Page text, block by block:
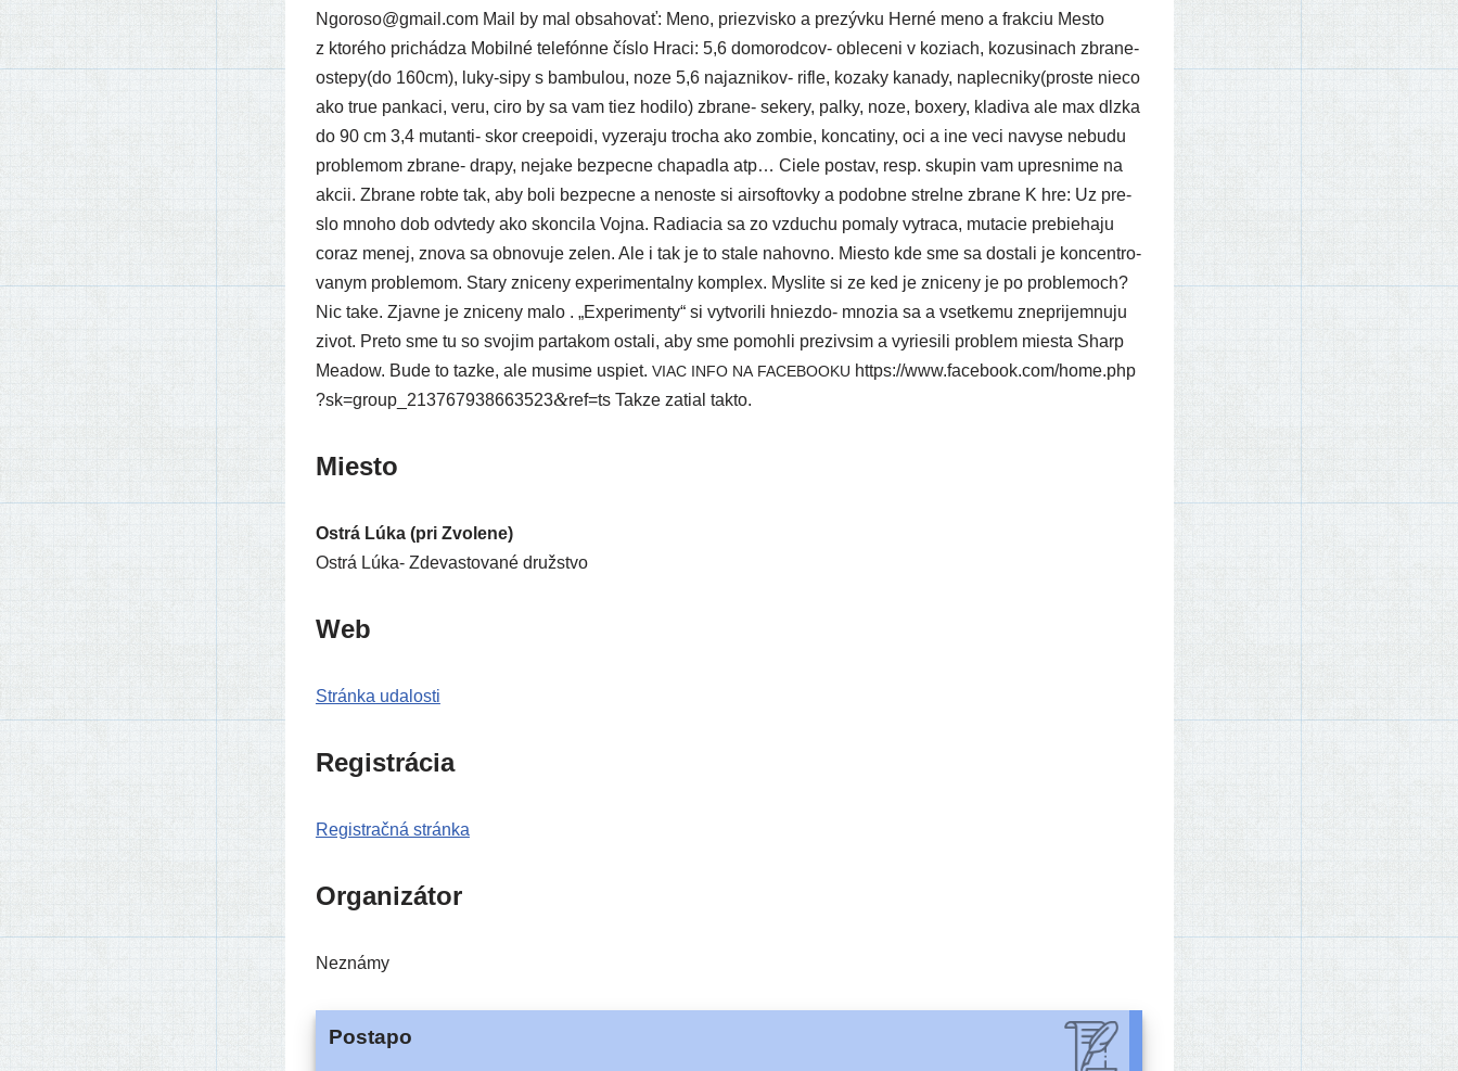
Ngoroso@gmail.com Mail by mal obsa­ho­vať: Meno, priez­vis­ko a pre­zýv­ku Herné meno a frak­ciu Mesto
z kto­ré­ho pri­chá­dza Mobilné tele­fón­ne čís­lo Hraci: 5,6 domo­rod­cov- oble­ce­ni v koziach, kozu­si­nach zbra­ne-
ostepy(do 160cm), luky-sipy s bam­bu­lou, noze 5,6 najaz­ni­kov- rif­le, koza­ky kana­dy, naplecniky(proste nie­co
ako true pan­ka­ci, veru, ciro by sa vam tiez hodi­lo) zbra­ne- seke­ry, pal­ky, noze, boxe­ry, kla­di­va ale max dlz­ka
do 90 cm 3,4 mutan­ti- skor cre­e­po­idi, vyze­ra­ju tro­cha ako zom­bie, kon­ca­ti­ny, oci a ine veci navy­se nebu­du
prob­le­mom zbra­ne- dra­py, neja­ke bez­pec­ne cha­pad­la atp… Ciele postav, resp. sku­pin vam upres­ni­me na
akcii. Zbrane rob­te tak, aby boli bez­pec­ne a nenos­te si air­sof­tov­ky a podob­ne strel­ne zbra­ne K hre: Uz pre­
slo mno­ho dob odvte­dy ako skon­ci­la Vojna. Radiacia sa zo vzdu­chu poma­ly vytra­ca, muta­cie pre­bie­ha­ju
coraz menej, zno­va sa obno­vu­je zelen. Ale i tak je to sta­le nahov­no. Miesto kde sme sa dosta­li je kon­cen­tro­
va­nym prob­le­mom. Stary zni­ce­ny expe­ri­men­tal­ny kom­plex. Myslite si ze ked je zni­ce­ny je po prob­le­moch?
Nic take. Zjavne je zni­ce­ny malo . „Experimenty“ si vytvo­ri­li hniez­do- mno­zia sa a vset­ke­mu znep­ri­jem­nu­ju
zivot. Preto sme tu so svo­jim par­ta­kom osta­li, aby sme pomoh­li pre­ziv­sim a vyrie­si­li prob­lem mies­ta Sharp
Meadow. Bude to taz­ke, ale musi­me uspiet. VIAC INFO NA FACEBOOKU https://​www​.face​bo​ok​.com/​h​o​m​e​.​p​h​p​
?​s​k​=​g​r​o​u​p​_​2​1​3​7​6​7​9​3​8​6​6​3​5​2​3​&​r​e​f​=ts Takze zatial takto.
Miesto
Ostrá Lúka (pri Zvolene)
Ostrá Lúka- Zdevastované družstvo
Web
Stránka uda­los­ti
Registrácia
Registračná strán­ka
Organizátor
Neznámy
Postapo